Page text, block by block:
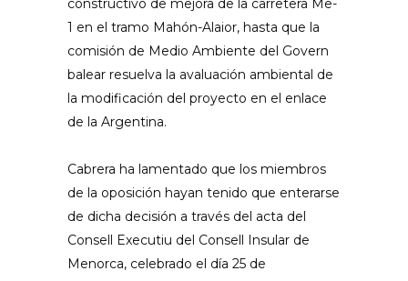
constructivo de mejora de la carretera Me-
1 en el tramo Mahón-Alaior, hasta que la
comisión de Medio Ambiente del Govern
balear resuelva la avaluación ambiental de
la modificación del proyecto en el enlace
de la Argentina.
Cabrera ha lamentado que los miembros
de la oposición hayan tenido que enterarse
de dicha decisión a través del acta del
Consell Executiu del Consell Insular de
Menorca, celebrado el día 25 de